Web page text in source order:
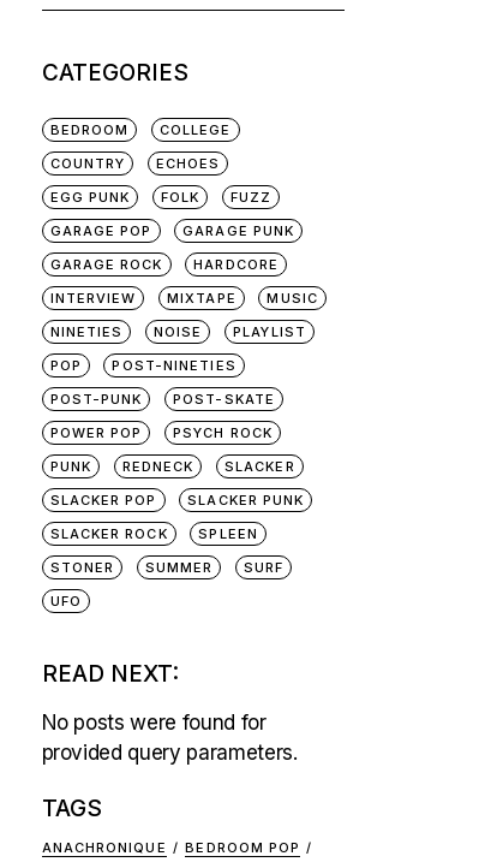
CATEGORIES
BEDROOM
COLLEGE
COUNTRY
ECHOES
EGG PUNK
FOLK
FUZZ
GARAGE POP
GARAGE PUNK
GARAGE ROCK
HARDCORE
INTERVIEW
MIXTAPE
MUSIC
NINETIES
NOISE
PLAYLIST
POP
POST-NINETIES
POST-PUNK
POST-SKATE
POWER POP
PSYCH ROCK
PUNK
REDNECK
SLACKER
SLACKER POP
SLACKER PUNK
SLACKER ROCK
SPLEEN
STONER
SUMMER
SURF
UFO
READ NEXT:
No posts were found for
provided query parameters.
TAGS
ANACHRONIQUE
BEDROOM POP